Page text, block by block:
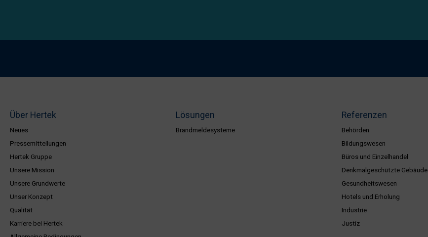
Über Hertek
Neues
Pressemitteilungen
Hertek Gruppe
Unsere Mission
Unsere Grundwerte
Unser Konzept
Qualität
Karriere bei Hertek
Lösungen
Brandmeldesysteme
Referenzen
Behörden
Bildungswesen
Büros und Einzelhandel
Denkmalgeschützte Gebäude
Gesundheitswesen
Hotels und Erholung
Industrie
Justiz